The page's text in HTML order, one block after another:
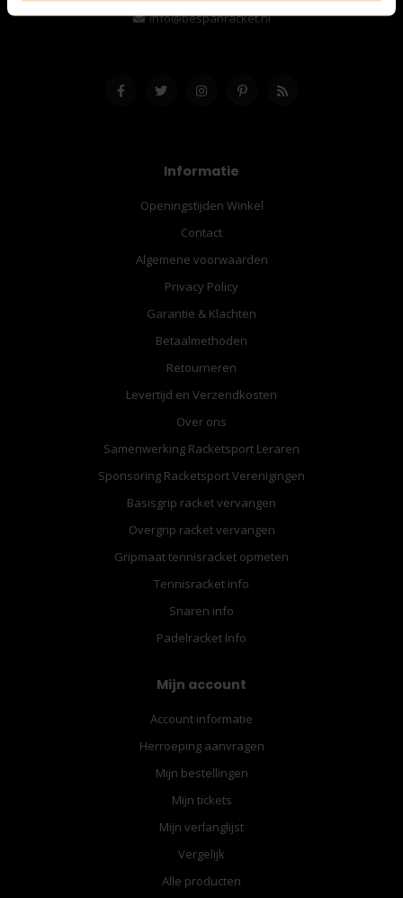
info@bespanracket.nl
Informatie
Openingstijden Winkel
Contact
Algemene voorwaarden
Privacy Policy
Garantie & Klachten
Betaalmethoden
Retourneren
Levertijd en Verzendkosten
Over ons
Samenwerking Racketsport Leraren
Sponsoring Racketsport Verenigingen
Basisgrip racket vervangen
Overgrip racket vervangen
Gripmaat tennisracket opmeten
Tennisracket info
Snaren info
Padelracket Info
Mijn account
Account informatie
Herroeping aanvragen
Mijn bestellingen
Mijn tickets
Mijn verlanglijst
Vergelijk
Alle producten